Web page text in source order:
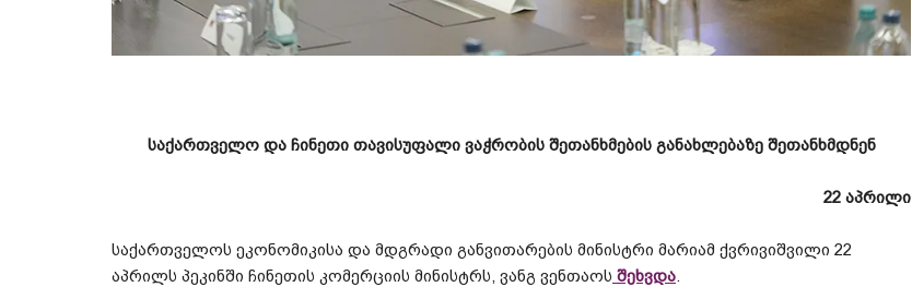
საქართველო და ჩინეთი თავისუფალი ვაჭრობის შეთანხმების განახლებაზე შეთანხმდნენ
22 აპრილი
საქართველოს ეკონომიკისა და მდგრადი განვითარების მინისტრი მარიამ ქვრივიშვილი 22
აპრილს პეკინში ჩინეთის კომერციის მინისტრს ვანგ ვენთაოს შეხვდა